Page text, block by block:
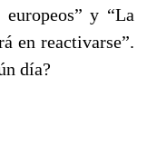
y “La
en reactivarse”.
día?